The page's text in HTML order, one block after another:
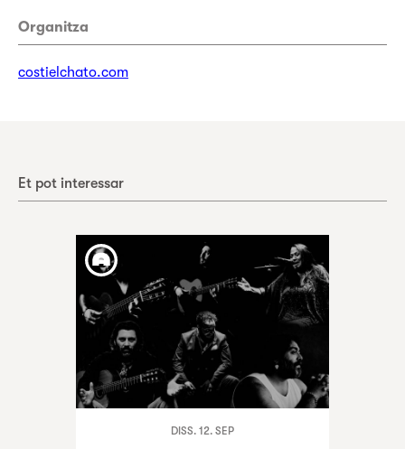
Organitza
costielchato.com
Et pot interessar
DISS. 12. SEP